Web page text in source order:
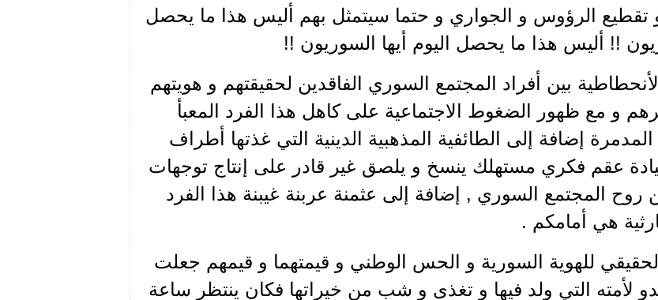
تقطيع الرؤوس و الجواري و حتما سيتمثل بهم أليس هذا ما يحصل
!! أليس هذا ما يحصل اليوم أيها السوريون !!
بين أفراد المجتمع السوري الفاقدين لحقيقتهم و هويتهم
و مع ظهور الضغوط الاجتماعية على كاهل هذا الفرد المعبأ
المدمرة إضافة إلى الطائفية المذهبية الدينية التي غذتها أطراف
عقم فكري مستهلك ينسخ و يلصق غير قادر على إنتاج توجهات
روح المجتمع السوري , إضافة إلى عثمنة عربنة غيبنة هذا الفرد
هي أمامكم .
للهوية السورية و الحس الوطني و قيمتهما و قيمهم جعلت
لأمته التي ولد فيها و تغذى و شب من خيراتها فكان ينتظر ساعة